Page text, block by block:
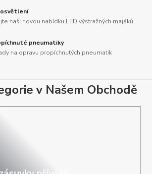
naši novou nabídku LED výstražných majáků
pneumatiky
na opravu propíchnutých pneumatik
v Našem Obchodě